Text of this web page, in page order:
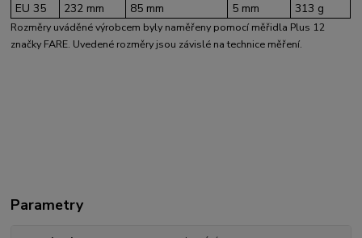
EU 35
232 mm 85 mm 5 mm 313 g
Rozměry uváděné výrobcem byly naměřeny pomocí měřidla Plus 12
značky FARE. Uvedené rozměry jsou závislé na technice měření.
Parametry